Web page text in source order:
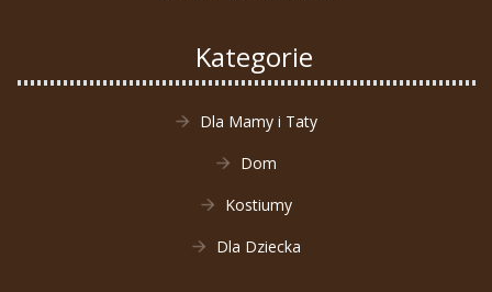
Kategorie
Dla Mamy i Taty
Dom
Kostiumy
Dla Dziecka